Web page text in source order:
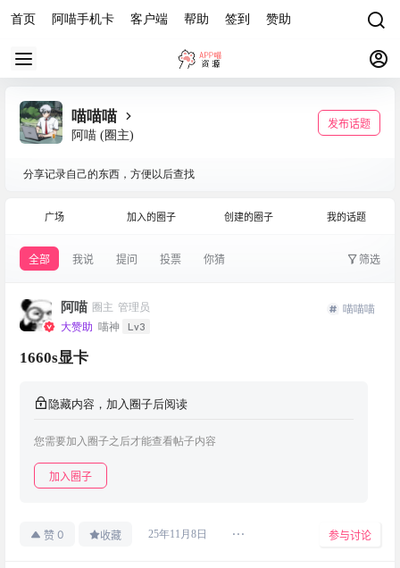
首页 阿喵手机卡 客户端 帮助 签到 赞助
喵喵喵
阿喵 (圈主)
发布话题
分享记录自己的东西，方便以后查找
广场 加入的圈子 创建的圈子 我的话题
全部 我说 提问 投票 你猜 筛选
阿喵 圈主 管理员
大赞助 喵神 Lv3
喵喵喵
1660s显卡
隐藏内容，加入圈子后阅读
您需要加入圈子之后才能查看帖子内容
加入圈子
赞 0 收藏 25年11月8日 参与讨论